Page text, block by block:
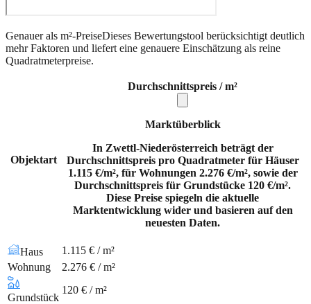
Genauer als m²-PreiseDieses Bewertungstool berücksichtigt deutlich
mehr Faktoren und liefert eine genauere Einschätzung als reine
Quadratmeterpreise.
Objektart
Durchschnittspreis / m²
Marktüberblick
In Zwettl-Niederösterreich beträgt der
Durchschnittspreis pro Quadratmeter für Häuser
1.115 €/m², für Wohnungen 2.276 €/m², sowie der
Durchschnittspreis für Grundstücke 120 €/m².
Diese Preise spiegeln die aktuelle
Marktentwicklung wider und basieren auf den
neuesten Daten.
Haus
1.115 € / m²
Wohnung
2.276 € / m²
Grundstück
120 € / m²